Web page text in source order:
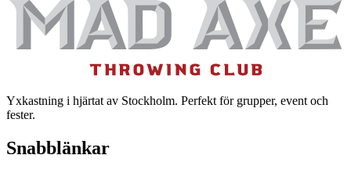
Yxkastning i hjärtat av Stockholm. Perfekt för grupper, event och
fester.
Snabblänkar